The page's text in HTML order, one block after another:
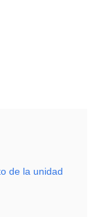
de la unidad